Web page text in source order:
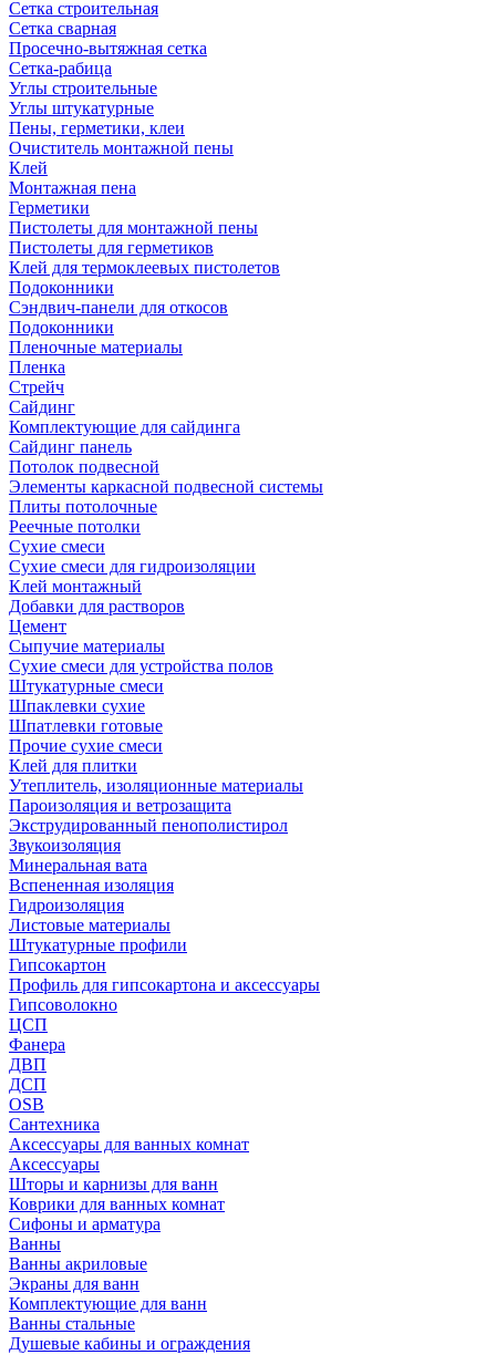
Сетка строительная
Сетка сварная
Просечно-вытяжная сетка
Сетка-рабица
Углы строительные
Углы штукатурные
Пены, герметики, клеи
Очиститель монтажной пены
Клей
Монтажная пена
Герметики
Пистолеты для монтажной пены
Пистолеты для герметиков
Клей для термоклеевых пистолетов
Подоконники
Сэндвич-панели для откосов
Подоконники
Пленочные материалы
Пленка
Стрейч
Сайдинг
Комплектующие для сайдинга
Сайдинг панель
Потолок подвесной
Элементы каркасной подвесной системы
Плиты потолочные
Реечные потолки
Сухие смеси
Сухие смеси для гидроизоляции
Клей монтажный
Добавки для растворов
Цемент
Сыпучие материалы
Сухие смеси для устройства полов
Штукатурные смеси
Шпаклевки сухие
Шпатлевки готовые
Прочие сухие смеси
Клей для плитки
Утеплитель, изоляционные материалы
Пароизоляция и ветрозащита
Экструдированный пенополистирол
Звукоизоляция
Минеральная вата
Вспененная изоляция
Гидроизоляция
Листовые материалы
Штукатурные профили
Гипсокартон
Профиль для гипсокартона и аксессуары
Гипсоволокно
ЦСП
Фанера
ДВП
ДСП
OSB
Сантехника
Аксессуары для ванных комнат
Аксессуары
Шторы и карнизы для ванн
Коврики для ванных комнат
Сифоны и арматура
Ванны
Ванны акриловые
Экраны для ванн
Комплектующие для ванн
Ванны стальные
Душевые кабины и ограждения